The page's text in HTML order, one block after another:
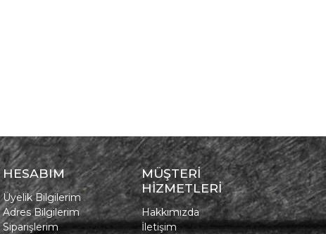
HESABIM
Üyelik Bilgilerim
Adres Bilgilerim
Siparişlerim
MÜŞTERİ
HİZMETLERİ
Hakkımızda
İletişim